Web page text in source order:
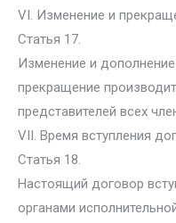
VI. Изменение и
Статья 17.
Изменение и
прекращение
представителей всех
VII. Время вступления
Статья 18.
Настоящий договор
органами